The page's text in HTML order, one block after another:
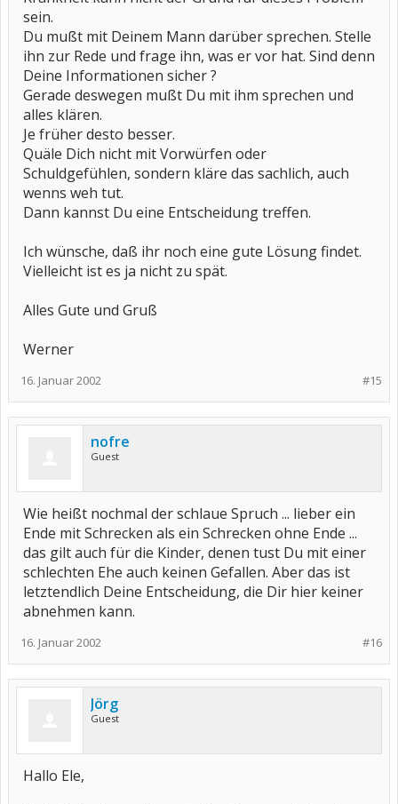
sein.
Du mußt mit Deinem Mann darüber sprechen. Stelle
ihn zur Rede und frage ihn, was er vor hat. Sind denn
Deine Informationen sicher ?
Gerade deswegen mußt Du mit ihm sprechen und
alles klären.
Je früher desto besser.
Quäle Dich nicht mit Vorwürfen oder
Schuldgefühlen, sondern kläre das sachlich, auch
wenns weh tut.
Dann kannst Du eine Entscheidung treffen.
Ich wünsche, daß ihr noch eine gute Lösung findet.
Vielleicht ist es ja nicht zu spät.
Alles Gute und Gruß
Werner
#15
16. Januar 2002
nofre
Guest
Wie heißt nochmal der schlaue Spruch ... lieber ein
Ende mit Schrecken als ein Schrecken ohne Ende ...
das gilt auch für die Kinder, denen tust Du mit einer
schlechten Ehe auch keinen Gefallen. Aber das ist
letztendlich Deine Entscheidung, die Dir hier keiner
abnehmen kann.
#16
16. Januar 2002
Jörg
Guest
Hallo Ele,